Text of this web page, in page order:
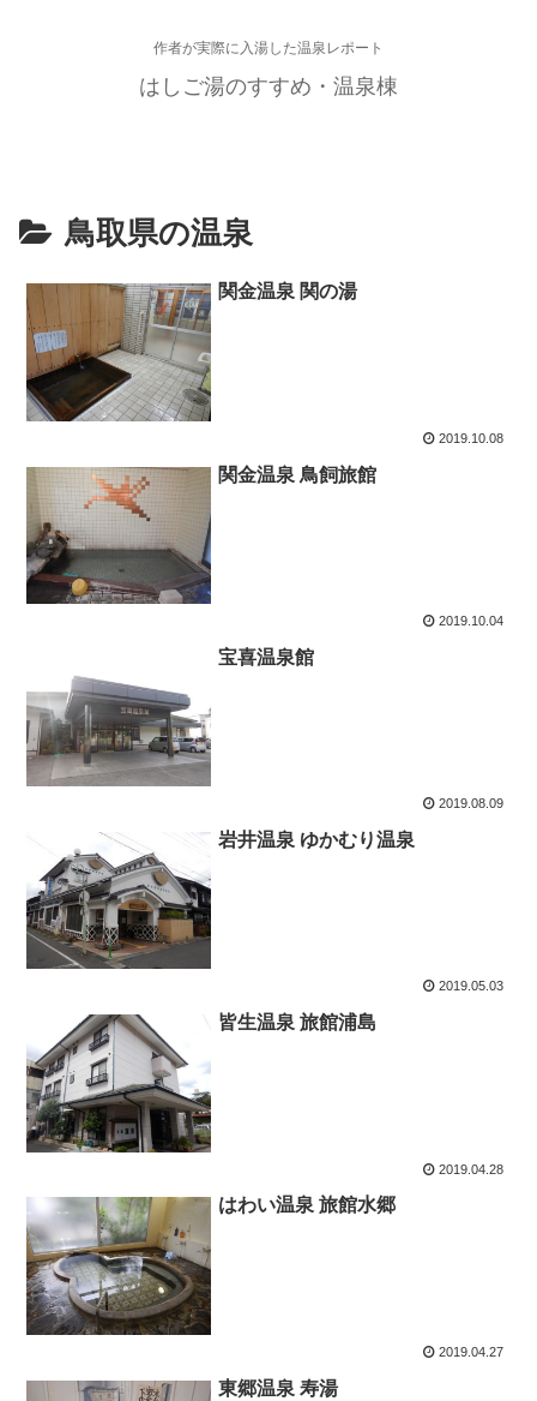
作者が実際に入湯した温泉レポート
はしご湯のすすめ・温泉棟
鳥取県の温泉
関金温泉 関の湯
2019.10.08
関金温泉 鳥飼旅館
2019.10.04
宝喜温泉館
2019.08.09
岩井温泉 ゆかむり温泉
2019.05.03
皆生温泉 旅館浦島
2019.04.28
はわい温泉 旅館水郷
2019.04.27
東郷温泉 寿湯